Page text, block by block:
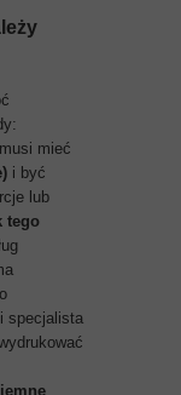
mieć
i być
lub
tego
specjalista